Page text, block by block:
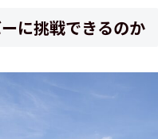
に挑戦できるのか